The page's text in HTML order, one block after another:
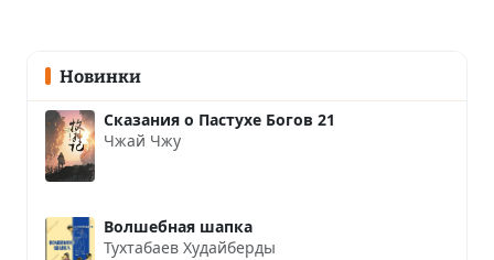
Новинки
Сказания о Пастухе Богов 21
Чжай Чжу
Волшебная шапка
Тухтабаев Худайберды